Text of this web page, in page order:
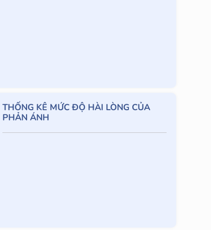
THỐNG KÊ MỨC ĐỘ HÀI LÒNG CỦA
PHẢN ÁNH